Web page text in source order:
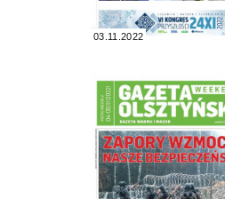
03.11.2022